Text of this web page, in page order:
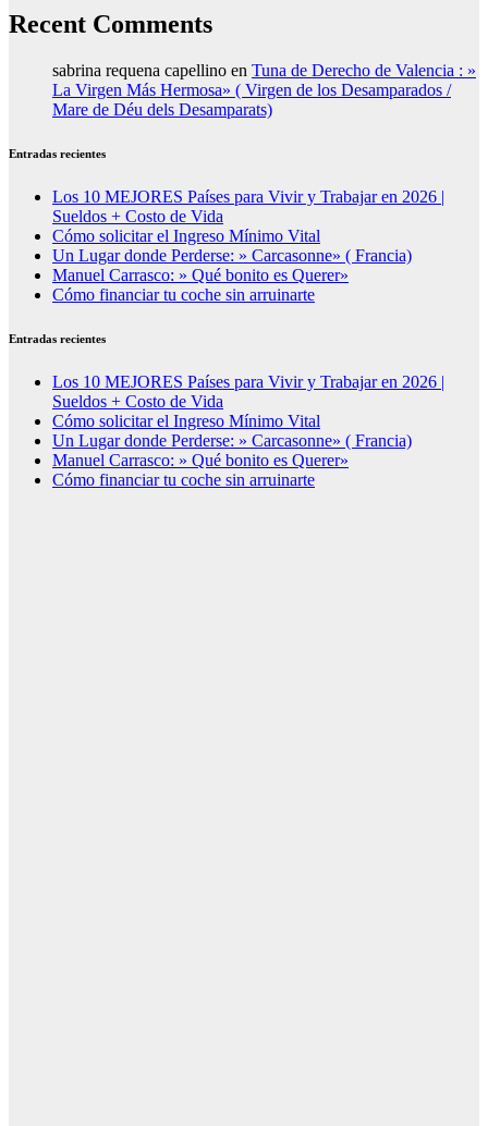
Recent Comments
sabrina requena capellino en Tuna de Derecho de Valencia : »
La Virgen Más Hermosa» ( Virgen de los Desamparados /
Mare de Déu dels Desamparats)
Entradas recientes
Los 10 MEJORES Países para Vivir y Trabajar en 2026 |
Sueldos + Costo de Vida
Cómo solicitar el Ingreso Mínimo Vital
Un Lugar donde Perderse: » Carcasonne» ( Francia)
Manuel Carrasco: » Qué bonito es Querer»
Cómo financiar tu coche sin arruinarte
Entradas recientes
Los 10 MEJORES Países para Vivir y Trabajar en 2026 |
Sueldos + Costo de Vida
Cómo solicitar el Ingreso Mínimo Vital
Un Lugar donde Perderse: » Carcasonne» ( Francia)
Manuel Carrasco: » Qué bonito es Querer»
Cómo financiar tu coche sin arruinarte